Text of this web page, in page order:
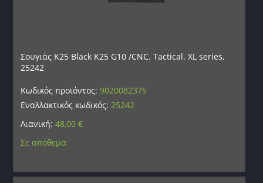
Σουγιάς K25 Black K25 G10 /CNC. Tactical. XL series,
25242
Κωδικός προϊόντος:9020082375
Εναλλακτικός κωδικός: 25242
Λιανική:48,00€
Σε απόθεμα